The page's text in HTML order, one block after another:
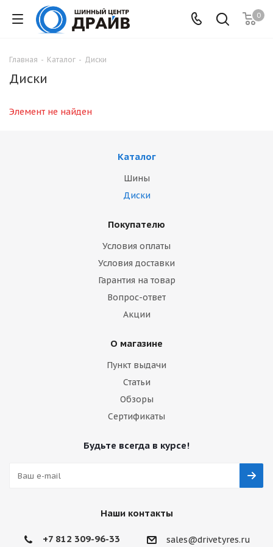
0
Главная - Каталог - Диски
Диски
Элемент не найден
Каталог
Шины
Диски
Покупателю
Условия оплаты
Условия доставки
Гарантия на товар
Вопрос-ответ
Акции
О магазине
Пункт выдачи
Статьи
Обзоры
Сертификаты
Будьте всегда в курсе!
Наши контакты
+7 812 309-96-33 sales@drivetyres.ru